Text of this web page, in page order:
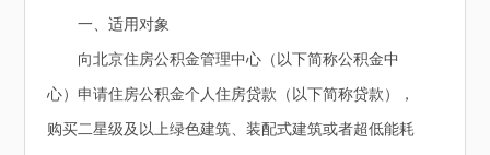
一、适用对象
向北京住房公积金管理中心（以下简称公积金中
心）申请住房公积金个人住房贷款（以下简称贷款），
购买二星级及以上绿色建筑、装配式建筑或者超低能耗